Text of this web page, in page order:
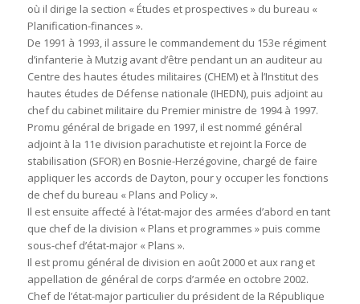
où il dirige la section « Études et prospectives » du bureau «
Planification-finances ».
De 1991 à 1993, il assure le commandement du 153e régiment
d’infanterie à Mutzig avant d’être pendant un an auditeur au
Centre des hautes études militaires (CHEM) et à l’Institut des
hautes études de Défense nationale (IHEDN), puis adjoint au
chef du cabinet militaire du Premier ministre de 1994 à 1997.
Promu général de brigade en 1997, il est nommé général
adjoint à la 11e division parachutiste et rejoint la Force de
stabilisation (SFOR) en Bosnie-Herzégovine, chargé de faire
appliquer les accords de Dayton, pour y occuper les fonctions
de chef du bureau « Plans and Policy ».
Il est ensuite affecté à l’état-major des armées d’abord en tant
que chef de la division « Plans et programmes » puis comme
sous-chef d’état-major « Plans ».
Il est promu général de division en août 2000 et aux rang et
appellation de général de corps d’armée en octobre 2002.
Chef de l’état-major particulier du président de la République